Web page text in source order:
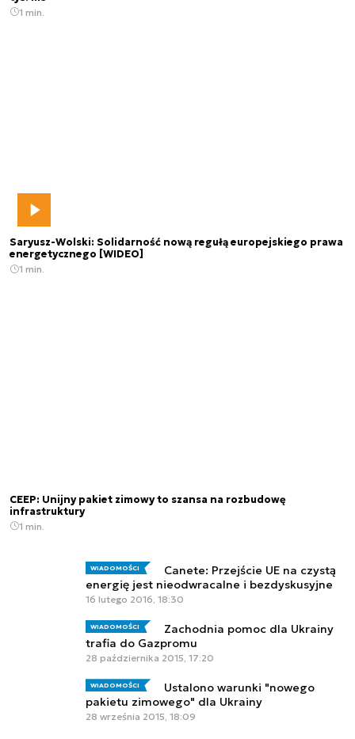
1 min.
Saryusz-Wolski: Solidarność nową regułą europejskiego prawa
energetycznego [WIDEO]
1 min.
CEEP: Unijny pakiet zimowy to szansa na rozbudowę
infrastruktury
1 min.
WIADOMOŚCI
Canete: Przejście UE na czystą
energię jest nieodwracalne i bezdyskusyjne
16 lutego 2016, 18:30
WIADOMOŚCI
Zachodnia pomoc dla Ukrainy
trafia do Gazpromu
28 października 2015, 17:20
WIADOMOŚCI
Ustalono warunki "nowego
pakietu zimowego" dla Ukrainy
28 września 2015, 18:09